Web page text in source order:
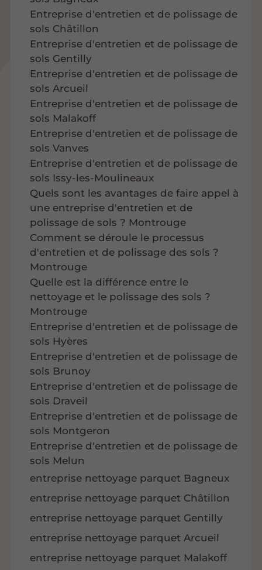
Entreprise d'entretien et de polissage de
sols Châtillon
Entreprise d'entretien et de polissage de
sols Gentilly
Entreprise d'entretien et de polissage de
sols Arcueil
Entreprise d'entretien et de polissage de
sols Malakoff
Entreprise d'entretien et de polissage de
sols Vanves
Entreprise d'entretien et de polissage de
sols Issy-les-Moulineaux
Quels sont les avantages de faire appel à
une entreprise d'entretien et de
polissage de sols ? Montrouge
Comment se déroule le processus
d'entretien et de polissage des sols ?
Montrouge
Quelle est la différence entre le
nettoyage et le polissage des sols ?
Montrouge
Entreprise d'entretien et de polissage de
sols Hyères
Entreprise d'entretien et de polissage de
sols Brunoy
Entreprise d'entretien et de polissage de
sols Draveil
Entreprise d'entretien et de polissage de
sols Montgeron
Entreprise d'entretien et de polissage de
sols Melun
entreprise nettoyage parquet Bagneux
entreprise nettoyage parquet Châtillon
entreprise nettoyage parquet Gentilly
entreprise nettoyage parquet Arcueil
entreprise nettoyage parquet Malakoff